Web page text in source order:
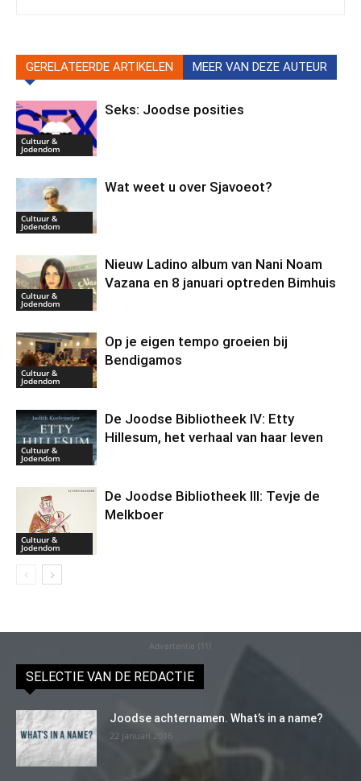
GERELATEERDE ARTIKELEN MEER VAN DEZE AUTEUR
Cultuur &
Jodendom
Seks: Joodse posities
Cultuur &
Jodendom
Wat weet u over Sjavoeot?
Cultuur &
Jodendom
Nieuw Ladino album van Nani Noam
Vazana en 8 januari optreden Bimhuis
Cultuur &
Jodendom
Op je eigen tempo groeien bij
Bendigamos
Cultuur &
Jodendom
De Joodse Bibliotheek IV: Etty
Hillesum, het verhaal van haar leven
Cultuur &
Jodendom
De Joodse Bibliotheek III: Tevje de
Melkboer
Advertentie (11)
SELECTIE VAN DE REDACTIE
Joodse achternamen. What’s in a name?
22 januari 2016